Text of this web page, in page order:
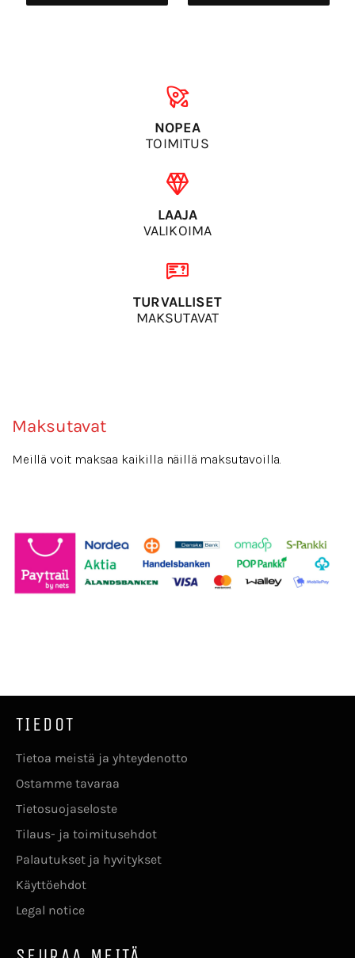
NOPEA
TOIMITUS
LAAJA
VALIKOIMA
TURVALLISET
MAKSUTAVAT
Maksutavat
Meillä voit maksaa kaikilla näillä maksutavoilla.
TIEDOT
Tietoa meistä ja yhteydenotto
Ostamme tavaraa
Tietosuojaseloste
Tilaus- ja toimitusehdot
Palautukset ja hyvitykset
Käyttöehdot
Legal notice